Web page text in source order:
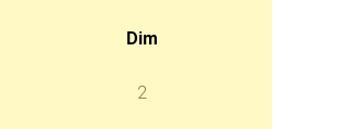
Dim
2